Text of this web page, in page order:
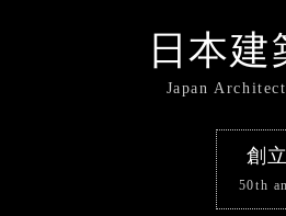
日本
Japan
創
50th